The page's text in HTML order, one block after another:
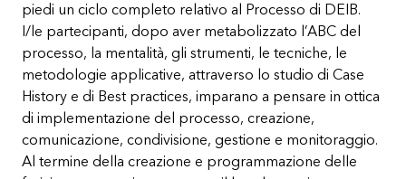
piedi un ciclo completo relativo al Processo di DEIB.
I/le partecipanti, dopo aver metabolizzato l’ABC del
processo, la mentalità, gli strumenti, le tecniche, le
metodologie applicative, attraverso lo studio di Case
History e di Best practices, imparano a pensare in ottica
di implementazione del processo, creazione,
comunicazione, condivisione, gestione e monitoraggio.
Al termine della creazione e programmazione delle